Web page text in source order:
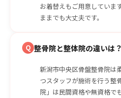
お着替えもご用意していま
ままでも大丈夫です。
Q 整骨院と整体院の違いは？
新潟市中央区骨盤整骨院は
つスタッフが施術を行う整
院」は民間資格や無資格で